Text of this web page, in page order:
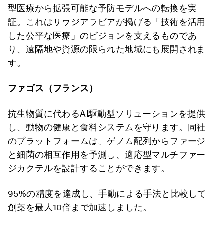
型医療から拡張可能な予防モデルへの転換を実
証。これはサウジアラビアが掲げる「技術を活用
した公平な医療」のビジョンを支えるものであ
り、遠隔地や資源の限られた地域にも展開されま
す。
ファゴス（フランス）
抗生物質に代わるAI駆動型ソリューションを提供
し、動物の健康と食料システムを守ります。同社
のプラットフォームは、ゲノム配列からファージ
と細菌の相互作用を予測し、適応型マルチファー
ジカクテルを設計することができます。
95%の精度を達成し、手動による手法と比較して
創薬を最大10倍まで加速しました。